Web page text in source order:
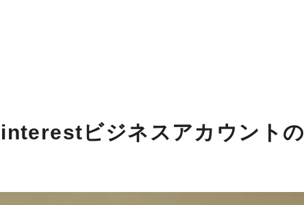
ビジネスアカウントの